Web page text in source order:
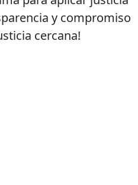
y compromiso
cercana!